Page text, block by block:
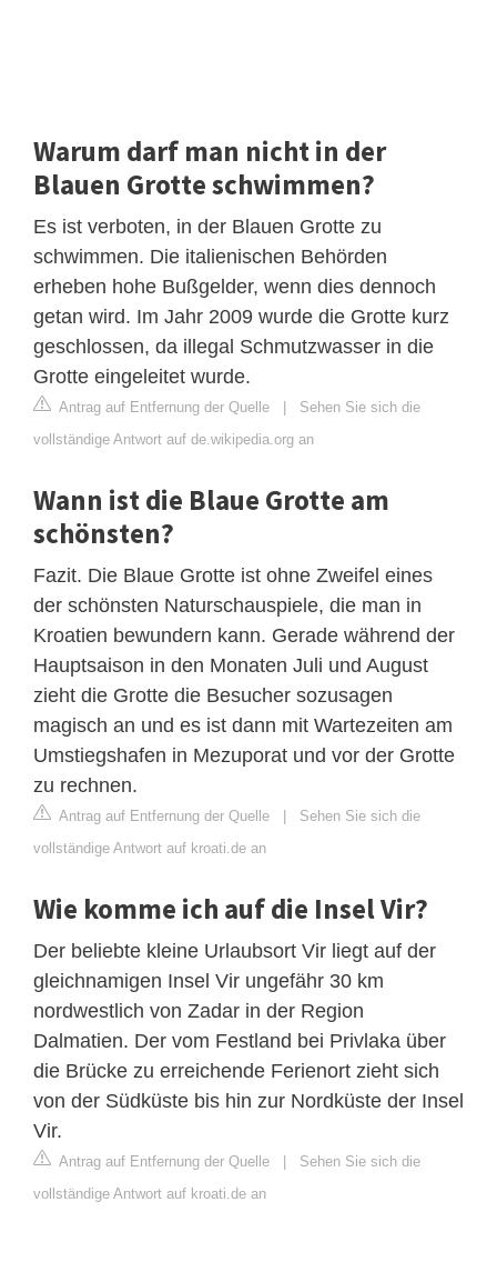
Warum darf man nicht in der
Blauen Grotte schwimmen?
Es ist verboten, in der Blauen Grotte zu
schwimmen. Die italienischen Behörden
erheben hohe Bußgelder, wenn dies dennoch
getan wird. Im Jahr 2009 wurde die Grotte kurz
geschlossen, da illegal Schmutzwasser in die
Grotte eingeleitet wurde.
Antrag auf Entfernung der Quelle | Sehen Sie sich die
vollständige Antwort auf de.wikipedia.org an
Wann ist die Blaue Grotte am
schönsten?
Fazit. Die Blaue Grotte ist ohne Zweifel eines
der schönsten Naturschauspiele, die man in
Kroatien bewundern kann. Gerade während der
Hauptsaison in den Monaten Juli und August
zieht die Grotte die Besucher sozusagen
magisch an und es ist dann mit Wartezeiten am
Umstiegshafen in Mezuporat und vor der Grotte
zu rechnen.
Antrag auf Entfernung der Quelle | Sehen Sie sich die
vollständige Antwort auf kroati.de an
Wie komme ich auf die Insel Vir?
Der beliebte kleine Urlaubsort Vir liegt auf der
gleichnamigen Insel Vir ungefähr 30 km
nordwestlich von Zadar in der Region
Dalmatien. Der vom Festland bei Privlaka über
die Brücke zu erreichende Ferienort zieht sich
von der Südküste bis hin zur Nordküste der Insel
Vir.
Antrag auf Entfernung der Quelle | Sehen Sie sich die
vollständige Antwort auf kroati.de an